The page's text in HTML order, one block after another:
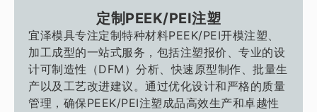
定制PEEK/PEI注塑
宜泽模具专注定制特种材料PEEK/PEI开模注塑、
加工成型的一站式服务，包括注塑报价、专业的设
计可制造性（DFM）分析、快速原型制作、批量生
产以及工艺改进建议。通过优化设计和严格的质量
管理，确保PEEK/PEI注塑成品高效生产和卓越性